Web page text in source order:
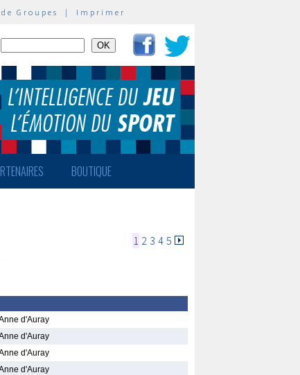
Groupes | Imprimer
BOUTIQUE
1 2 3 4 5
d'Auray
d'Auray
d'Auray
d'Auray